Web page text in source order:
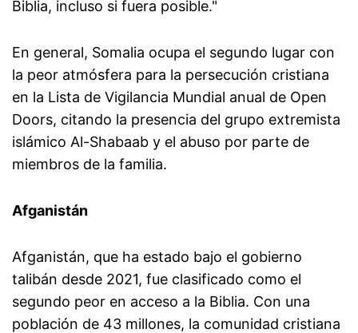
Biblia, incluso si fuera posible."
En general, Somalia ocupa el segundo lugar con
la peor atmósfera para la persecución cristiana
en la Lista de Vigilancia Mundial anual de Open
Doors, citando la presencia del grupo extremista
islámico Al-Shabaab y el abuso por parte de
miembros de la familia.
Afganistán
Afganistán, que ha estado bajo el gobierno
talibán desde 2021, fue clasificado como el
segundo peor en acceso a la Biblia. Con una
población de 43 millones, la comunidad cristiana